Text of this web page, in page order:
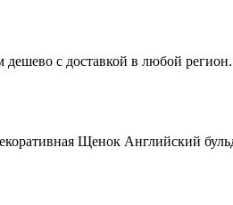
с доставкой в любой
Щенок Английский